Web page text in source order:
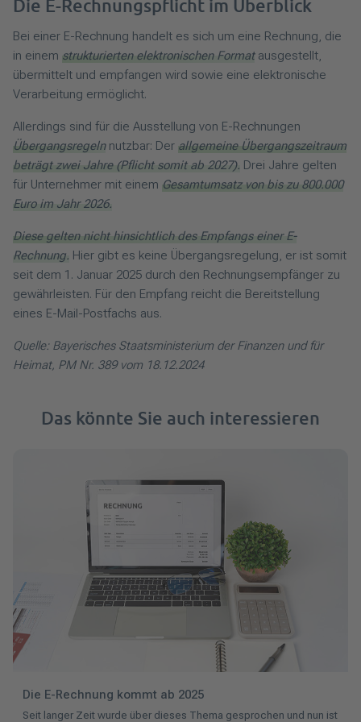
Die E-Rechnungspflicht im Überblick
Bei einer E-Rechnung handelt es sich um eine Rechnung, die
in einem strukturierten elektronischen Formatausgestellt,
übermittelt und empfangen wird sowie eine elektronische
Verarbeitung ermöglicht.
Allerdings sind für die Ausstellung von E-Rechnungen
Übergangsregelnnutzbar: Der allgemeine Übergangszeitraum
beträgt zwei Jahre (Pflicht somit ab 2027). Drei Jahre gelten
für Unternehmer mit einem Gesamtumsatz von bis zu 800.000
Euro im Jahr 2026.
Diese gelten nicht hinsichtlich des Empfangs einer E-
Rechnung. Hier gibt es keine Übergangsregelung, er ist somit
seit dem 1. Januar 2025 durch den Rechnungsempfänger zu
gewährleisten. Für den Empfang reicht die Bereitstellung
eines E-Mail-Postfachs aus.
Quelle: Bayerisches Staatsministerium der Finanzen und für
Heimat, PM Nr. 389 vom 18.12.2024
Das könnte Sie auch interessieren
Die E-Rechnung kommt ab 2025
Seit langer Zeit wurde über dieses Thema gesprochen und nun ist